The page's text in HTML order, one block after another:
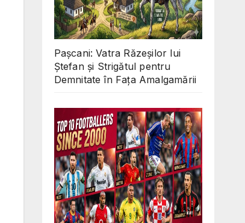
Pașcani: Vatra Răzeșilor lui
Ștefan și Strigătul pentru
Demnitate în Fața Amalgamării